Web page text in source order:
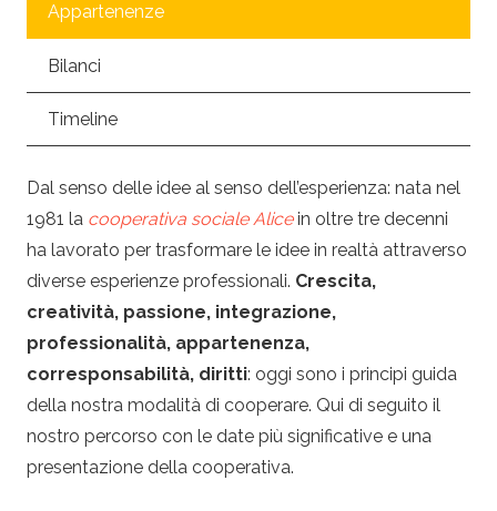
Appartenenze
Bilanci
Timeline
Dal senso delle idee al senso dell’esperienza: nata nel
1981 la cooperativa sociale Alicein oltre tre decenni
ha lavorato per trasformare le idee in realtà attraverso
diverse esperienze professionali. Crescita,
creatività, passione, integrazione,
professionalità, appartenenza,
corresponsabilità, diritti: oggi sono i principi guida
della nostra modalità di cooperare. Qui di seguito il
nostro percorso con le date più significative e una
presentazione della cooperativa.